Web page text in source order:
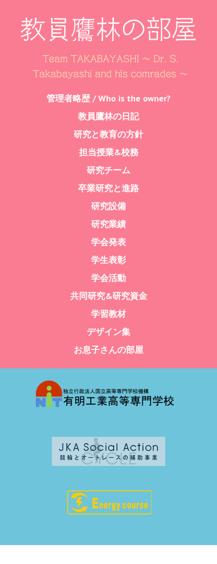
教員鷹林の部屋
Team TAKABAYASHI ～ Dr. S.
Takabayashi and his comrades ～
管理者略歴 / Who is the owner?
教員鷹林の日記
研究と教育の方針
担当授業&校務
研究チーム
卒業研究と進路
研究設備
研究業績
学会発表
学生表彰
学会活動
共同研究&研究資金
学習教材
デザイン集
お息子さんの部屋